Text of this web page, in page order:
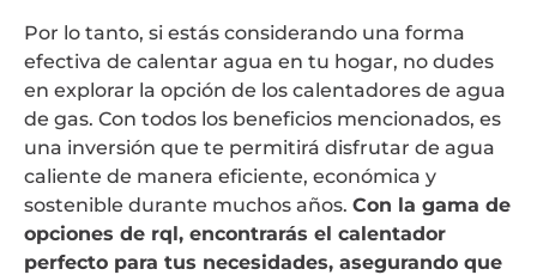
Por lo tanto, si estás considerando una forma
efectiva de calentar agua en tu hogar, no dudes
en explorar la opción de los calentadores de agua
de gas. Con todos los beneficios mencionados, es
una inversión que te permitirá disfrutar de agua
caliente de manera eficiente, económica y
sostenible durante muchos años. Con la gama de
opciones de rql, encontrarás el calentador
perfecto para tus necesidades, asegurando que